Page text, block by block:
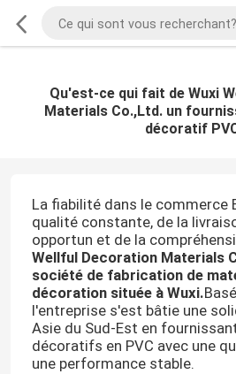
Qu'est-ce qui fait de Wuxi
Materials Co.,Ltd. un
décoratif
La fiabilité dans le commerce
qualité constante, de la
opportun et de la
Wellful Decoration Materials
société de fabrication de
décoration située à Wuxi.
l'entreprise s'est bâtie une
Asie du Sud-Est en
décoratifs en PVC avec une
une performance stable.